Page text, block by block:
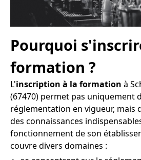
Pourquoi
formation ?
L'inscription à la formation à
(67470) permet pas uniquement
réglementation en vigueur, mais
des connaissances
fonctionnement de son
couvre divers domaines :